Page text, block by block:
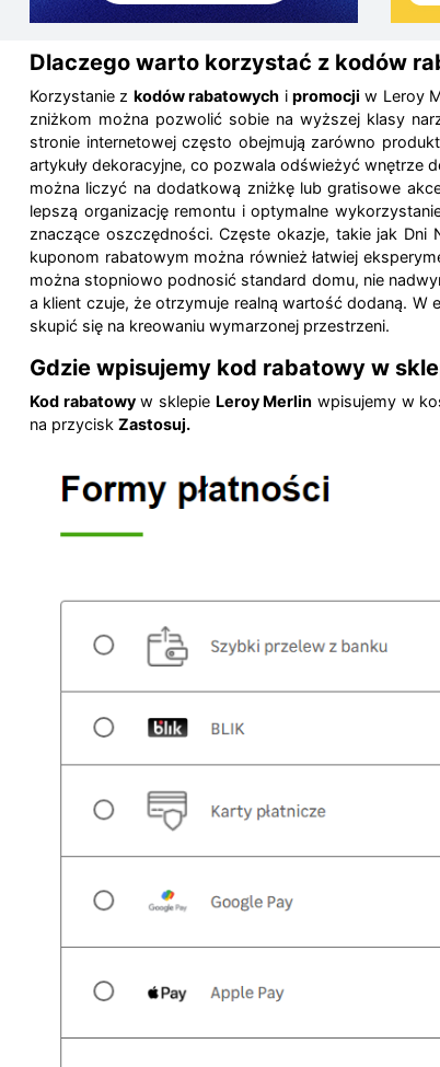
Dlaczego warto korzystać z kodów
Korzystanie z kodów rabatowych i promocji w Leroy
zniżkom można pozwolić sobie na wyższej klasy
stronie internetowej często obejmują zarówno
artykuły dekoracyjne, co pozwala odświeżyć wnętrze
można liczyć na dodatkową zniżkę lub gratisowe
lepszą organizację remontu i optymalne
znaczące oszczędności. Częste okazje, takie jak
kuponom rabatowym można również łatwiej
można stopniowo podnosić standard domu, nie
a klient czuje, że otrzymuje realną wartość dodaną.
skupić się na kreowaniu wymarzonej przestrzeni.
Gdzie wpisujemy kod rabatowy w
Kod rabatowyw sklepie Leroy Merlin wpisujemy w
na przycisk Zastosuj.